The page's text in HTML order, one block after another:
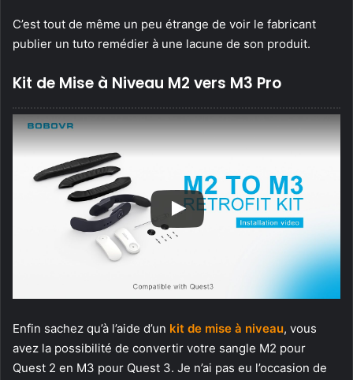
C’est tout de même un peu étrange de voir le fabricant
publier un tuto remédier à une lacune de son produit.
Kit de Mise à Niveau M2 vers M3 Pro
Enfin sachez qu’à l’aide d’un kit de mise à niveau, vous
avez la possibilité de convertir votre sangle M2 pour
Quest 2 en M3 pour Quest 3. Je n’ai pas eu l’occasion de